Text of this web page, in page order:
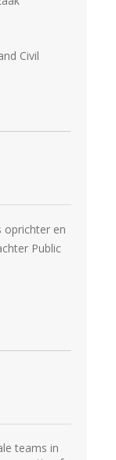
Civil
oprichter en
Public
teams in